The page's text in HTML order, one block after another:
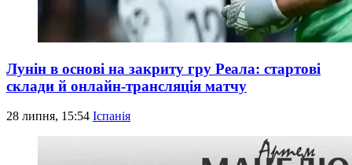
Лунін в основі на закриту гру Реала: стартові
склади й онлайн-трансляція матчу
28 липня, 15:54 Іспанія